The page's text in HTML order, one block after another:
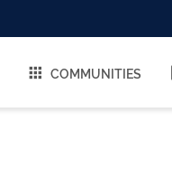
COMMUNITIES